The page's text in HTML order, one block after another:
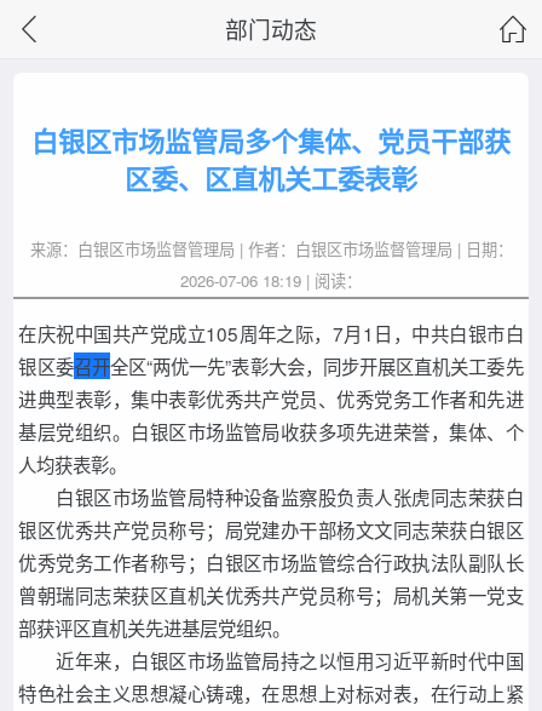
部门动态
白银区市场监管局多个集体、党员干部获
区委、区直机关工委表彰
来源：白银区市场监督管理局 | 作者：白银区市场监督管理局 | 日期：
2026-07-06 18:19 | 阅读：
在庆祝中国共产党成立105周年之际，7月1日，中共白银市白
银区委召开全区“两优一先”表彰大会，同步开展区直机关工委先
进典型表彰，集中表彰优秀共产党员、优秀党务工作者和先进
基层党组织。白银区市场监管局收获多项先进荣誉，集体、个
人均获表彰。
白银区市场监管局特种设备监察股负责人张虎同志荣获白
银区优秀共产党员称号；局党建办干部杨文文同志荣获白银区
优秀党务工作者称号；白银区市场监管综合行政执法队副队长
曾朝瑞同志荣获区直机关优秀共产党员称号；局机关第一党支
部获评区直机关先进基层党组织。
近年来，白银区市场监管局持之以恒用习近平新时代中国
特色社会主义思想凝心铸魂，在思想上对标对表，在行动上紧